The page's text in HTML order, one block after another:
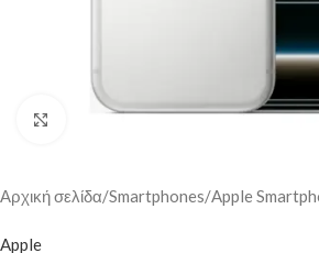
Κλικ για μεγέθυνση
Αρχική σελίδα/Smartphones/Apple
Apple